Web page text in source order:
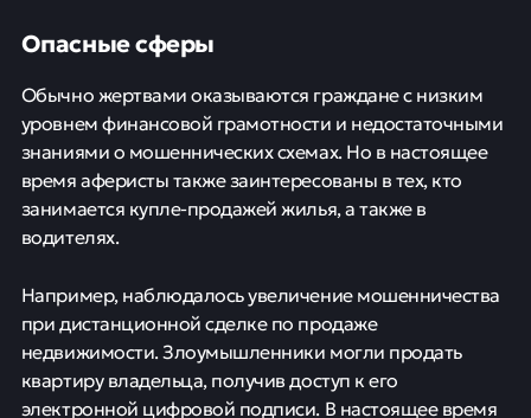
Опасные сферы
Обычно жертвами оказываются граждане с низким
уровнем финансовой грамотности и недостаточными
знаниями о мошеннических схемах. Но в настоящее
время аферисты также заинтересованы в тех, кто
занимается купле-продажей жилья, а также в
водителях.
Например, наблюдалось увеличение мошенничества
при дистанционной сделке по продаже
недвижимости. Злоумышленники могли продать
квартиру владельца, получив доступ к его
электронной цифровой подписи. В настоящее время